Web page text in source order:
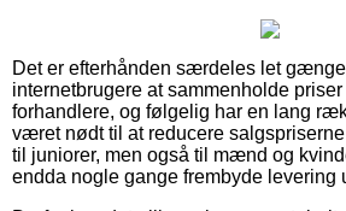
Det er efterhånden særdeles let
internetbrugere at sammenholde
forhandlere, og følgelig har en lang
været nødt til at reducere
til juniorer, men også til mænd og
endda nogle gange frembyde levering